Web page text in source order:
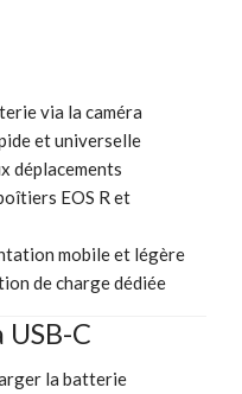
via la caméra
et universelle
déplacements
EOS R et
mobile et légère
de charge dédiée
C
la batterie